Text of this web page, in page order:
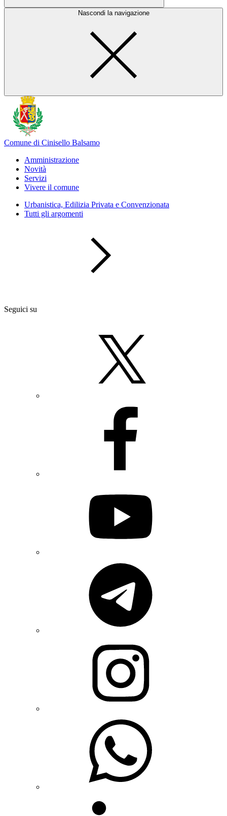
Nascondi la navigazione
Comune di Cinisello Balsamo
Amministrazione
Novità
Servizi
Vivere il comune
Urbanistica, Edilizia Privata e Convenzionata
Tutti gli argomenti
Seguici su